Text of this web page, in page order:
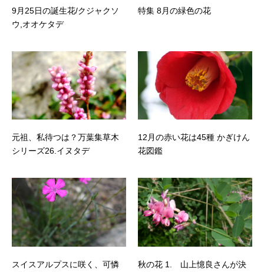
9月25日の誕生花/クジャクソ
ウ,オオケタデ
特集 8月の緑色の花
元祖、私待つは？万葉集草木
シリーズ26.イヌタデ
12月の赤い花は45種 かぎけん
花図鑑
スイスアルプスに咲く、可憐
秋の花 1. 山上憶良さんが決